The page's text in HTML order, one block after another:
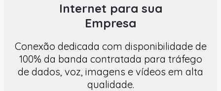
Internet para sua
Empresa
Conexão dedicada com disponibilidade de
100% da banda contratada para tráfego
de dados, voz, imagens e vídeos em alta
qualidade.